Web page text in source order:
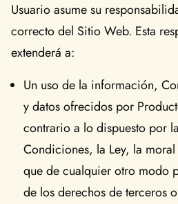
Usuario asume su
correcto del Sitio Web. Esta
extenderá a:
Un uso de la información,
y datos ofrecidos por
contrario a lo dispuesto por
Condiciones, la Ley, la
que de cualquier otro modo
de los derechos de terceros